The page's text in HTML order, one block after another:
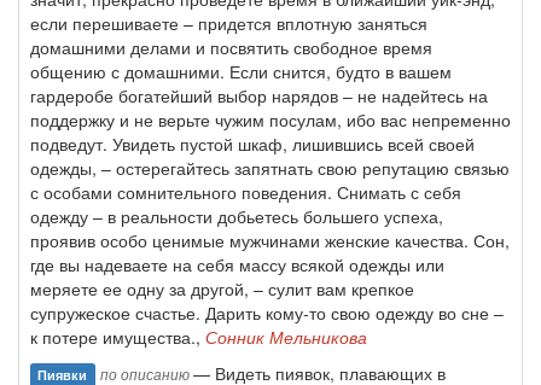
если перешиваете – придется вплотную заняться
домашними делами и посвятить свободное время
общению с домашними. Если снится, будто в вашем
гардеробе богатейший выбор нарядов – не надейтесь на
поддержку и не верьте чужим посулам, ибо вас непременно
подведут. Увидеть пустой шкаф, лишившись всей своей
одежды, – остерегайтесь запятнать свою репутацию связью
с особами сомнительного поведения. Снимать с себя
одежду – в реальности добьетесь большего успеха,
проявив особо ценимые мужчинами женские качества. Сон,
где вы надеваете на себя массу всякой одежды или
меряете ее одну за другой, – сулит вам крепкое
супружеское счастье. Дарить кому-то свою одежду во сне –
к потере имущества., Сонник Мельникова
Пиявки по описанию— Видеть пиявок, плавающих в